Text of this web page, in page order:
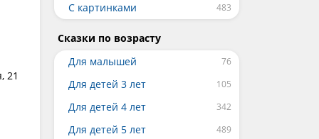
21
С картинками
Сказки по возрасту
Для малышей
Для детей 3 лет
Для детей 4 лет
Для детей 5 лет